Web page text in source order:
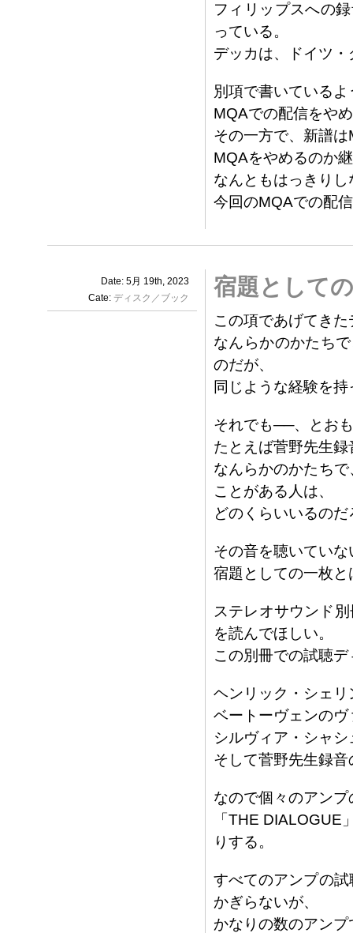
フィリップスへの
っている。
デッカは、ドイツ
別項で書いている
MQAでの配信をや
その一方で、新譜
MQAをやめるのか
なんともはっきり
今回のMQAでの配
Date: 5月 19th, 2023
Cate: ディスク／ブック 宿題として
この項であげてき
なんらかのかたち
のだが、
同じような経験を
それでも──、とお
たとえば菅野先生
なんらかのかたち
ことがある人は、
どのくらいいるのだ
その音を聴いてい
宿題としての一枚
ステレオサウンド
を読んでほしい。
この別冊での試聴
ヘンリック・シェ
ベートーヴェンの
シルヴィア・シャ
そして菅野先生録
なので個々のアン
「THE DIALOGUE
りする。
すべてのアンプの
かぎらないが、
かなりの数のアン